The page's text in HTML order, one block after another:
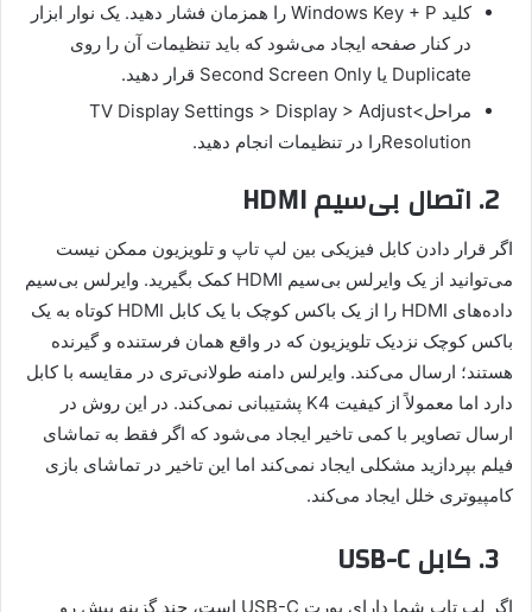
کلید Windows Key + P را همزمان فشار دهید. یک نوار ابزار
در کنار صفحه ایجاد می‌شود که باید تنظیمات آن را روی
Duplicate یا Second Screen Only قرار دهید.
مراحل>TV Display Settings > Display > Adjust
Resolutionرا در تنظیمات انجام دهید.
اگر قرار دادن کابل فیزیکی بین لپ تاپ و تلویزیون ممکن نیست
می‌توانید از یک وایرلس بی‌سیم HDMI کمک بگیرید. وایرلس بی‌سیم
داده‌های HDMI را از یک باکس کوچک با یک کابل HDMI کوتاه به یک
باکس کوچک نزدیک تلویزیون که در واقع همان فرستنده و گیرنده
هستند؛ ارسال می‌کند. وایرلس دامنه طولانی‌تری در مقایسه با کابل
دارد اما معمولاً از کیفیت K4 پشتیبانی نمی‌کند. در این روش در
ارسال تصاویر با کمی تاخیر ایجاد می‌شود که اگر فقط به تماشای
فیلم بپردازید مشکلی ایجاد نمی‌کند اما این تاخیر در تماشای بازی
کامپیوتری خلل ایجاد می‌کند.
اگر لپ تاپ شما دارای پورت USB-C است، چند گزینه پیش رو